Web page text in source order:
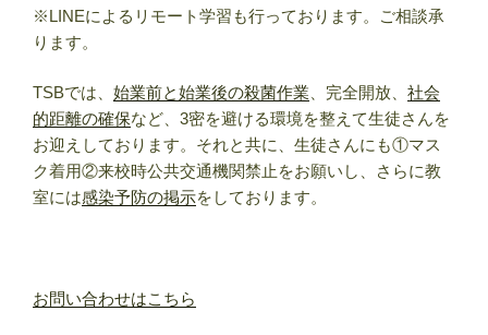
※LINEによるリモート学習も行っております。ご相談承
ります。
TSBでは、 始業前と始業後の殺菌作業 、完全開放、 社会
的距離の確保など、3密を避ける環境を整えて生徒さんを
お迎えしております。それと共に、生徒さんにも①マス
ク着用②来校時公共交通機関禁止をお願いし、さらに教
室には感染予防の掲示をしております。
お問い合わせはこちら